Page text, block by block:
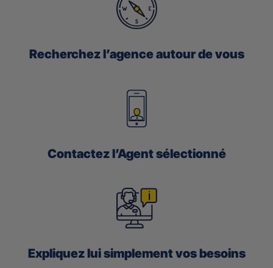
Recherchez l’agence autour de vous
Contactez l’Agent sélectionné
Expliquez lui simplement vos besoins